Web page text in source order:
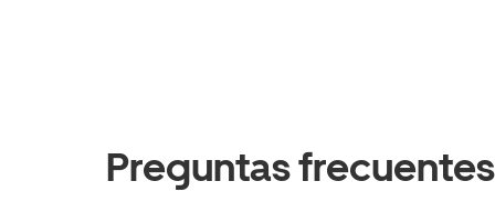
Preguntas frecuentes